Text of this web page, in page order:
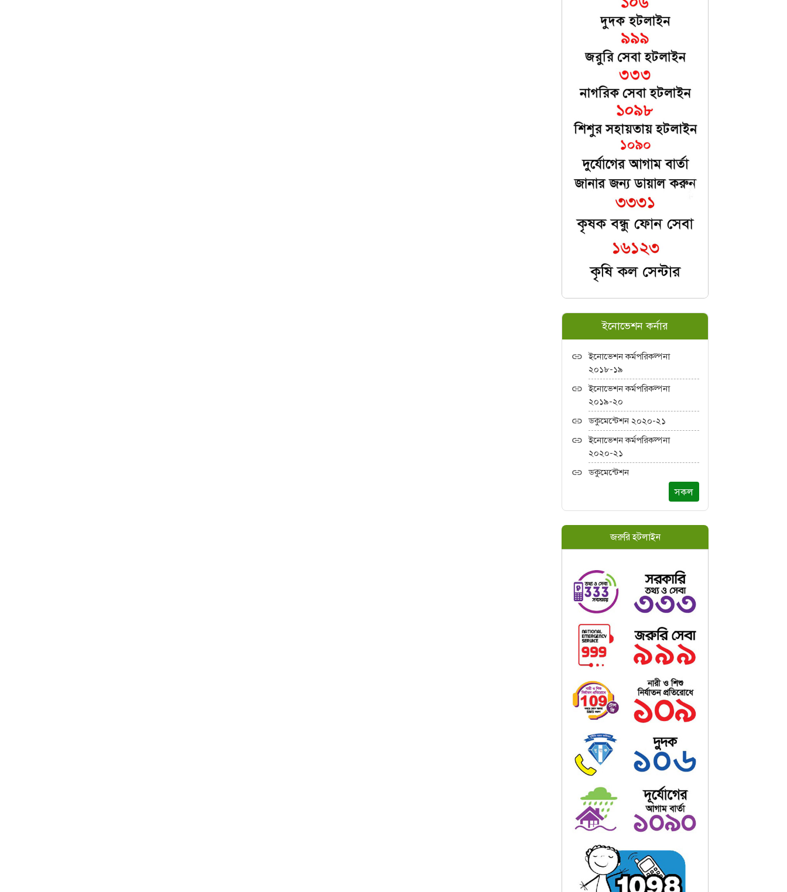
ইনোভেশন কর্নার
ইনোভেশন কর্মপরিকল্পনা
২০১৮-১৯
ইনোভেশন কর্মপরিকল্পনা
২০১৯-২০
ডকুমেন্টেশন ২০২০-২১
ইনোভেশন কর্মপরিকল্পনা
২০২০-২১
ডকুমেন্টেশন
সকল
জরুরি হটলাইন